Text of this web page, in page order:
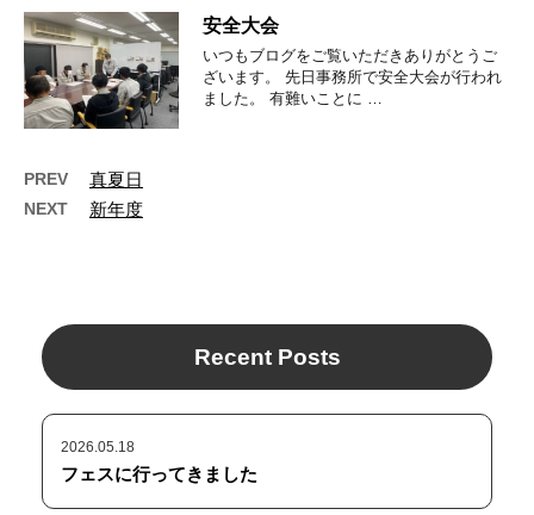
安全大会
いつもブログをご覧いただきありがとうご
ざいます。 先日事務所で安全大会が行われ
ました。 有難いことに …
PREV 真夏日
NEXT 新年度
Recent Posts
2026.05.18
フェスに行ってきました